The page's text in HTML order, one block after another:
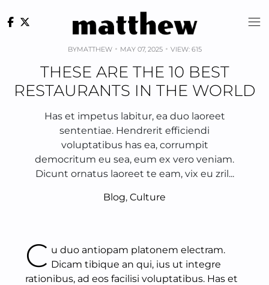
to
BYMATTHEW MAY 07, 2025 VIEW: 615
THESE ARE THE 10 BEST
RESTAURANTS IN THE WORLD
Has et impetus labitur, ea duo laoreet
sententiae. Hendrerit efficiendi
voluptatibus has ea, corrumpit
democritum eu sea, eum ex vero veniam.
Dicunt ornatus laoreet te eam, vix eu zril...
Blog, Culture
C u duo antiopam platonem electram.
Dicam tibique an qui, ius ut integre
rationibus, ad eos facilisi voluptatibus. Has et